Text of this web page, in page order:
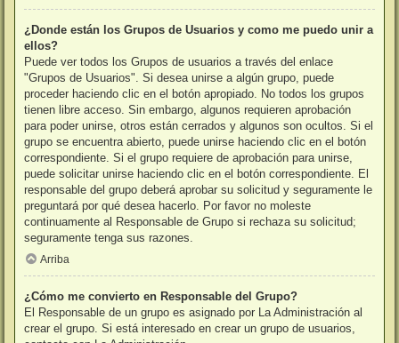
¿Donde están los Grupos de Usuarios y como me puedo unir a
ellos?
Puede ver todos los Grupos de usuarios a través del enlace
"Grupos de Usuarios". Si desea unirse a algún grupo, puede
proceder haciendo clic en el botón apropiado. No todos los grupos
tienen libre acceso. Sin embargo, algunos requieren aprobación
para poder unirse, otros están cerrados y algunos son ocultos. Si el
grupo se encuentra abierto, puede unirse haciendo clic en el botón
correspondiente. Si el grupo requiere de aprobación para unirse,
puede solicitar unirse haciendo clic en el botón correspondiente. El
responsable del grupo deberá aprobar su solicitud y seguramente le
preguntará por qué desea hacerlo. Por favor no moleste
continuamente al Responsable de Grupo si rechaza su solicitud;
seguramente tenga sus razones.
Arriba
¿Cómo me convierto en Responsable del Grupo?
El Responsable de un grupo es asignado por La Administración al
crear el grupo. Si está interesado en crear un grupo de usuarios,